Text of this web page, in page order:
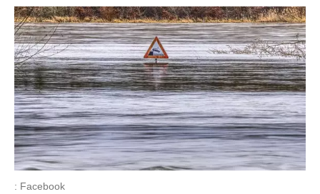
: Facebook